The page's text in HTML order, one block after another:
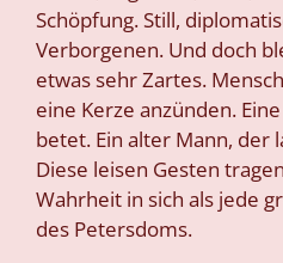
Schöpfung. Still,
Verborgenen. Und doch
etwas sehr Zartes.
eine Kerze anzünden.
betet. Ein alter Mann, der
Diese leisen Gesten
Wahrheit in sich als jede
des Petersdoms.